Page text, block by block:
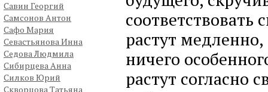
Савин Георгий
Самсонов Антон
Сафо Мария
Севастьянова Инна
Седова Людмила
Сибирцева Анна
Силков Юрий
Скворцова Татьяна
растут
ничего
растут согласно